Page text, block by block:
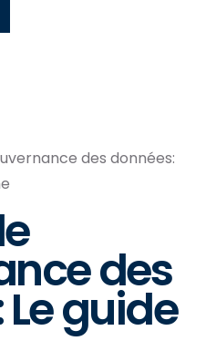
des données:
des
guide